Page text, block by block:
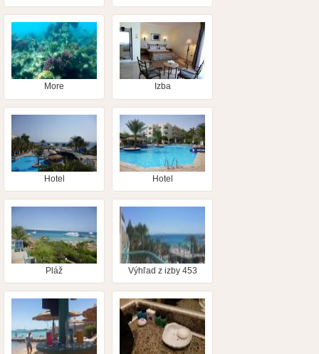
More Izba
Hotel Hotel
Pláž Výhľad z izby 453